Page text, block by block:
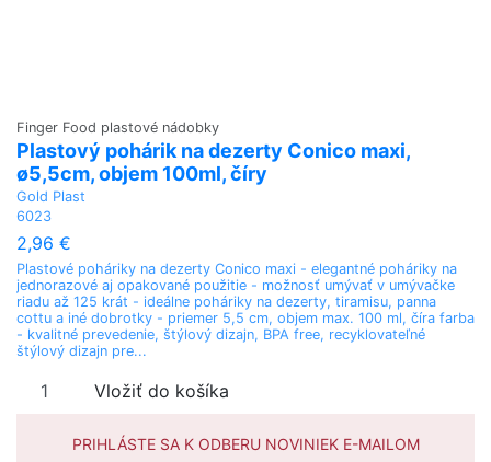
Finger Food plastové nádobky
Plastový pohárik na dezerty Conico maxi,
ø5,5cm, objem 100ml, číry
Gold Plast
6023
2,96 €
Plastové poháriky na dezerty Conico maxi - elegantné poháriky na
jednorazové aj opakované použitie - možnosť umývať v umývačke
riadu až 125 krát - ideálne poháriky na dezerty, tiramisu, panna
cottu a iné dobrotky - priemer 5,5 cm, objem max. 100 ml, číra farba
- kvalitné prevedenie, štýlový dizajn, BPA free, recyklovateľné
štýlový dizajn pre...
Vložiť do košíka
PRIHLÁSTE SA K ODBERU NOVINIEK E-MAILOM